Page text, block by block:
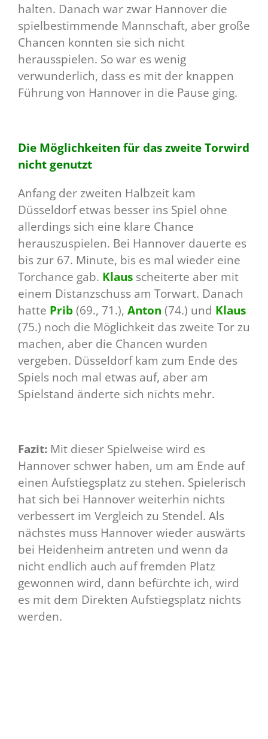
halten. Danach war zwar Hannover die
spielbestimmende Mannschaft, aber große
Chancen konnten sie sich nicht
herausspielen. So war es wenig
verwunderlich, dass es mit der knappen
Führung von Hannover in die Pause ging.
Die Möglichkeiten für das zweite Torwird
nicht genutzt
Anfang der zweiten Halbzeit kam
Düsseldorf etwas besser ins Spiel ohne
allerdings sich eine klare Chance
herauszuspielen. Bei Hannover dauerte es
bis zur 67. Minute, bis es mal wieder eine
Torchance gab. Klaus scheiterte aber mit
einem Distanzschuss am Torwart. Danach
hatte Prib (69., 71.), Anton (74.) und Klaus
(75.) noch die Möglichkeit das zweite Tor zu
machen, aber die Chancen wurden
vergeben. Düsseldorf kam zum Ende des
Spiels noch mal etwas auf, aber am
Spielstand änderte sich nichts mehr.
Fazit: Mit dieser Spielweise wird es
Hannover schwer haben, um am Ende auf
einen Aufstiegsplatz zu stehen. Spielerisch
hat sich bei Hannover weiterhin nichts
verbessert im Vergleich zu Stendel. Als
nächstes muss Hannover wieder auswärts
bei Heidenheim antreten und wenn da
nicht endlich auch auf fremden Platz
gewonnen wird, dann befürchte ich, wird
es mit dem Direkten Aufstiegsplatz nichts
werden.